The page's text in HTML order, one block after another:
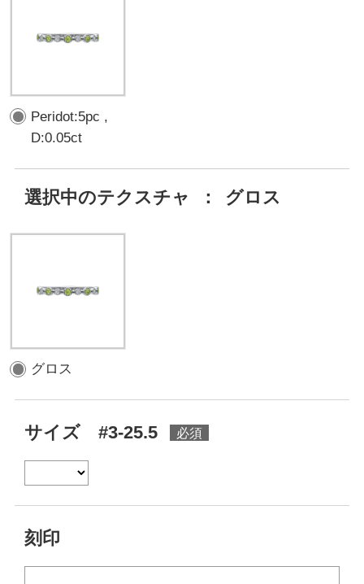
Peridot:5pc ,
D:0.05ct
選択中のテクスチャ ： グロス
グロス
サイズ #3-25.5
刻印